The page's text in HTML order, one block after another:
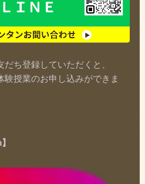
ち登録していただくと、
験授業のお申し込みができま